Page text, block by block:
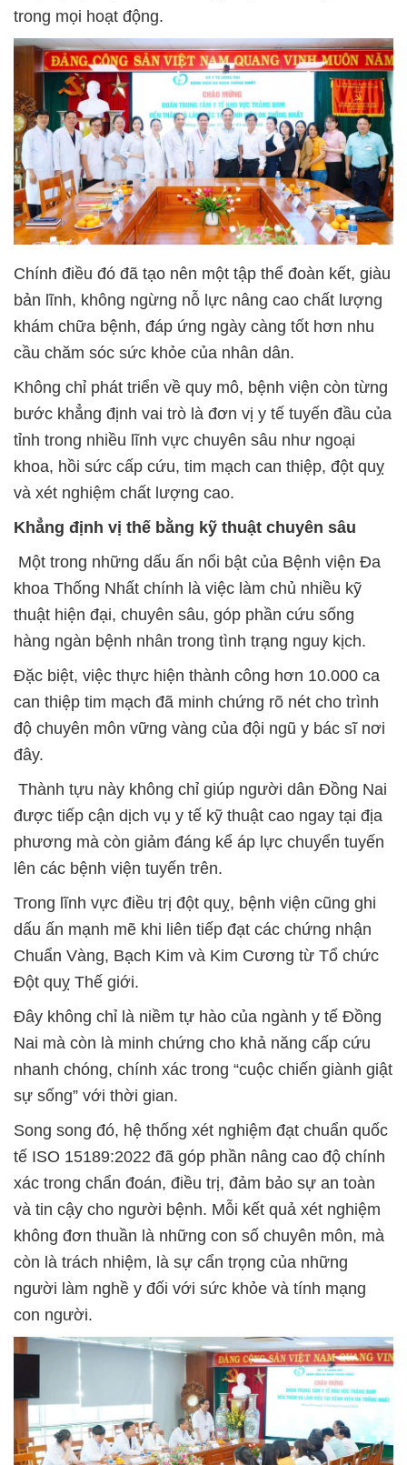
trong mọi hoạt động.
Chính điều đó đã tạo nên một tập thể đoàn kết, giàu
bản lĩnh, không ngừng nỗ lực nâng cao chất lượng
khám chữa bệnh, đáp ứng ngày càng tốt hơn nhu
cầu chăm sóc sức khỏe của nhân dân.
Không chỉ phát triển về quy mô, bệnh viện còn từng
bước khẳng định vai trò là đơn vị y tế tuyến đầu của
tỉnh trong nhiều lĩnh vực chuyên sâu như ngoại
khoa, hồi sức cấp cứu, tim mạch can thiệp, đột quỵ
và xét nghiệm chất lượng cao.
Khẳng định vị thế bằng kỹ thuật chuyên sâu
Một trong những dấu ấn nổi bật của Bệnh viện Đa
khoa Thống Nhất chính là việc làm chủ nhiều kỹ
thuật hiện đại, chuyên sâu, góp phần cứu sống
hàng ngàn bệnh nhân trong tình trạng nguy kịch.
Đặc biệt, việc thực hiện thành công hơn 10.000 ca
can thiệp tim mạch đã minh chứng rõ nét cho trình
độ chuyên môn vững vàng của đội ngũ y bác sĩ nơi
đây.
Thành tựu này không chỉ giúp người dân Đồng Nai
được tiếp cận dịch vụ y tế kỹ thuật cao ngay tại địa
phương mà còn giảm đáng kể áp lực chuyển tuyến
lên các bệnh viện tuyến trên.
Trong lĩnh vực điều trị đột quỵ, bệnh viện cũng ghi
dấu ấn mạnh mẽ khi liên tiếp đạt các chứng nhận
Chuẩn Vàng, Bạch Kim và Kim Cương từ Tổ chức
Đột quỵ Thế giới.
Đây không chỉ là niềm tự hào của ngành y tế Đồng
Nai mà còn là minh chứng cho khả năng cấp cứu
nhanh chóng, chính xác trong “cuộc chiến giành giật
sự sống” với thời gian.
Song song đó, hệ thống xét nghiệm đạt chuẩn quốc
tế ISO 15189:2022 đã góp phần nâng cao độ chính
xác trong chẩn đoán, điều trị, đảm bảo sự an toàn
và tin cậy cho người bệnh. Mỗi kết quả xét nghiệm
không đơn thuần là những con số chuyên môn, mà
còn là trách nhiệm, là sự cẩn trọng của những
người làm nghề y đối với sức khỏe và tính mạng
con người.